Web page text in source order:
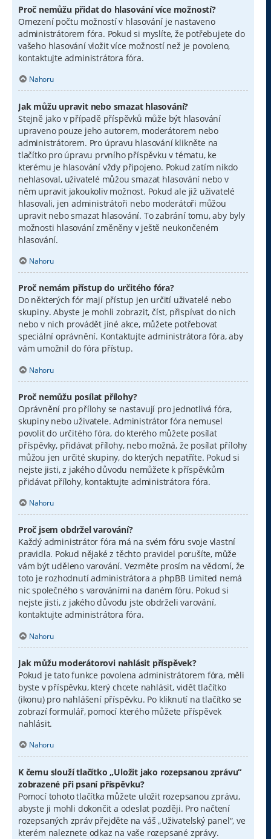
Proč nemůžu přidat do hlasování více možností?
Omezení počtu možností v hlasování je nastaveno
administrátorem fóra. Pokud si myslíte, že potřebujete do
vašeho hlasování vložit více možností než je povoleno,
kontaktujte administrátora fóra.
Nahoru
Jak můžu upravit nebo smazat hlasování?
Stejně jako v případě příspěvků může být hlasování
upraveno pouze jeho autorem, moderátorem nebo
administrátorem. Pro úpravu hlasování klikněte na
tlačítko pro úpravu prvního příspěvku v tématu, ke
kterému je hlasování vždy připojeno. Pokud zatím nikdo
nehlasoval, uživatelé můžou smazat hlasování nebo v
něm upravit jakoukoliv možnost. Pokud ale již uživatelé
hlasovali, jen administrátoři nebo moderátoři můžou
upravit nebo smazat hlasování. To zabrání tomu, aby byly
možnosti hlasování změněny v ještě neukončeném
hlasování.
Nahoru
Proč nemám přístup do určitého fóra?
Do některých fór mají přístup jen určití uživatelé nebo
skupiny. Abyste je mohli zobrazit, číst, přispívat do nich
nebo v nich provádět jiné akce, můžete potřebovat
speciální oprávnění. Kontaktujte administrátora fóra, aby
vám umožnil do fóra přístup.
Nahoru
Proč nemůžu posílat přílohy?
Oprávnění pro přílohy se nastavují pro jednotlivá fóra,
skupiny nebo uživatele. Administrátor fóra nemusel
povolit do určitého fóra, do kterého můžete posílat
příspěvky, přidávat přílohy, nebo možná, že posílat přílohy
můžou jen určité skupiny, do kterých nepatříte. Pokud si
nejste jisti, z jakého důvodu nemůžete k příspěvkům
přidávat přílohy, kontaktujte administrátora fóra.
Nahoru
Proč jsem obdržel varování?
Každý administrátor fóra má na svém fóru svoje vlastní
pravidla. Pokud nějaké z těchto pravidel porušíte, může
vám být uděleno varování. Vezměte prosím na vědomí, že
toto je rozhodnutí administrátora a phpBB Limited nemá
nic společného s varováními na daném fóru. Pokud si
nejste jisti, z jakého důvodu jste obdrželi varování,
kontaktujte administrátora fóra.
Nahoru
Jak můžu moderátorovi nahlásit příspěvek?
Pokud je tato funkce povolena administrátorem fóra, měli
byste v příspěvku, který chcete nahlásit, vidět tlačítko
(ikonu) pro nahlášení příspěvku. Po kliknutí na tlačítko se
zobrazí formulář, pomocí kterého můžete příspěvek
nahlásit.
Nahoru
K čemu slouží tlačítko „Uložit jako rozepsanou zprávu“
zobrazené při psaní příspěvku?
Pomocí tohoto tlačítka můžete uložit rozepsanou zprávu,
abyste ji mohli dokončit a odeslat později. Pro načtení
rozepsaných zpráv přejděte na váš „Uživatelský panel“, ve
kterém naleznete odkaz na vaše rozepsané zprávy.